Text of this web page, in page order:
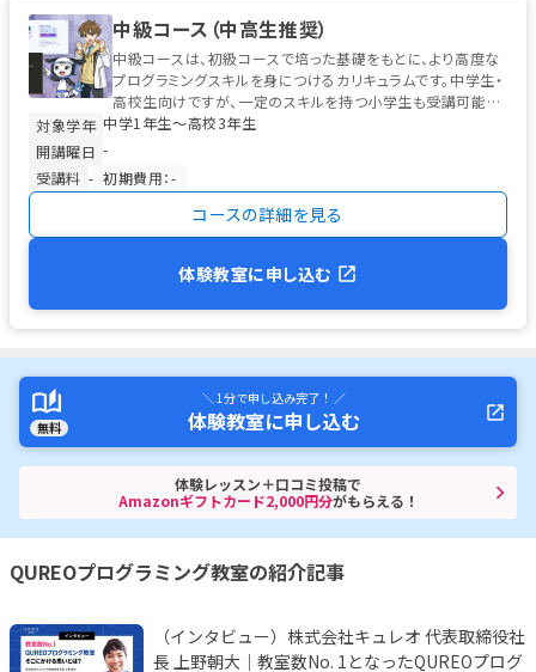
中級コース（中高生推奨）
中級コースは、初級コースで培った基礎をもとに、より高度な
プログラミングスキルを身につけるカリキュラムです。中学生・
高校生向けですが、一定のスキルを持つ小学生も受講可能で
す。 学習の中心は、高校...
対象学年 中学1年生〜高校3年生
開講曜日 -
受講料 - 初期費用：-
コースの詳細を見る
体験教室に申し込む
無料
＼ 1分で申し込み完了！ ／
体験教室に申し込む
体験レッスン＋口コミ投稿で
Amazonギフトカード2,000円分がもらえる！
QUREOプログラミング教室の紹介記事
（インタビュー）株式会社キュレオ 代表取締役社
長 上野朝大｜教室数No. 1となったQUREOプログ